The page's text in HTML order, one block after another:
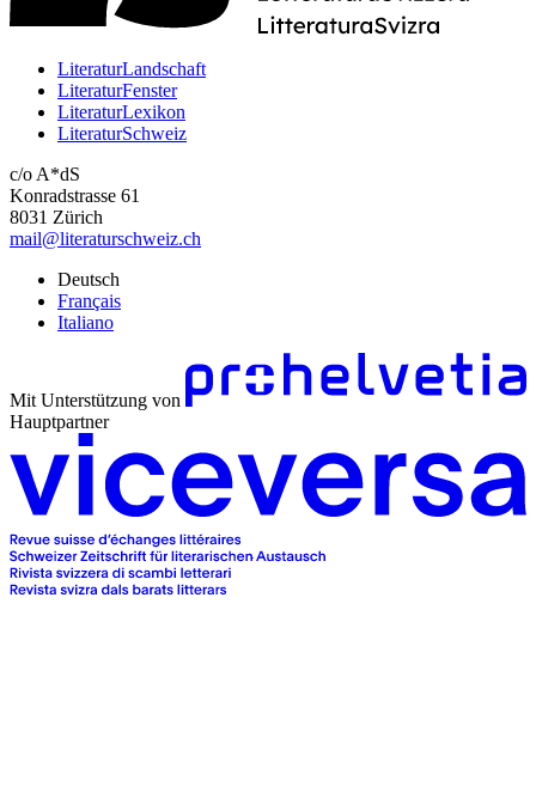
LiteraturLandschaft
LiteraturFenster
LiteraturLexikon
LiteraturSchweiz
c/o A*dS
Konradstrasse 61
8031 Zürich
mail@literaturschweiz.ch
Deutsch
Français
Italiano
Mit Unterstützung von
Hauptpartner